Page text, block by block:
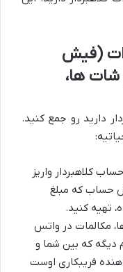
(فیش
شات ها،
دارید رو جمع کنید.
کلاهبردار واریز
حساب که مبلغ
تهیه کنید.
مکالمات در واتس
دیگه که بین شما و
فریبکاری اوست